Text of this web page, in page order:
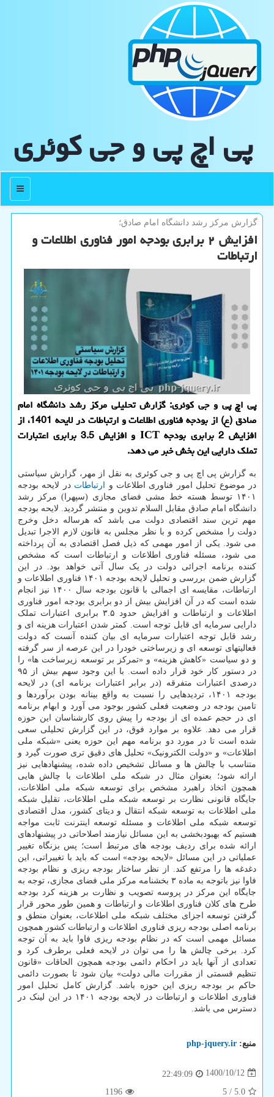
پی اچ پی و جی كوئری
منو
گزارش مركز رشد دانشگاه امام صادق؛
افزایش ۲ برابری بودجه امور فناوری اطلاعات و
ارتباطات
پی اچ پی و جی کوئری: گزارش تحلیلی مرکز رشد دانشگاه امام
صادق (ع) از بودجه فناوری اطلاعات و ارتباطات در لایحه 1401، از
افزایش 2 برابری بودجه ICT و افزایش 3.5 برابری اعتبارات
تملک دارایی این بخش خبر می دهد.
به گزارش پی اچ پی و جی کوئری به نقل از مهر، گزارش سیاستی
در موضوع تحلیل امور فناوری اطلاعات و
ارتباطات در لایحه بودجه
۱۴۰۱ توسط هسته خط مشی فضای مجازی (سپهرا) مرکز رشد
دانشگاه امام صادق مقابل السلام تدوین و منتشر گردید. لایحه بودجه
مهم ترین سند اقتصادی دولت می باشد که هرساله دخل وخرج
دولت را مشخص کرده و با نظر مجلس به قانون لازم الاجرا تبدیل
می شود. یکی از امور مهمی که ذیل فصل اقتصادی به آن پرداخته
می شود، مسئله فناوری اطلاعات و ارتباطات است که مشخص
کننده برنامه اجرائی دولت در یک سال آتی خواهد بود. در این
گزارش ضمن بررسی و تحلیل لایحه بودجه ۱۴۰۱ فناوری اطلاعات و
ارتباطات، مقایسه ای اجمالی با قانون بودجه سال ۱۴۰۰ نیز انجام
شده است که در آن افزایش بیش از دو برابری بودجه امور فناوری
اطلاعات و ارتباطات و افزایش حدود ۳.۵ برابری اعتبارات تملک
دارایی سرمایه ای قابل توجه است. کمتر شدن اعتبارات هزینه ای و
رشد قابل توجه اعتبارات سرمایه ای بیان کننده آنست که دولت
فعالیتهای توسعه ای و زیرساختی خودرا در این عرصه از سر گرفته
و دو سیاست «کاهش هزینه» و «تمرکز بر توسعه زیرساخت ها» را
در دستور کار خود قرار داده است. با این وجود سهم بیش از ۹۵
درصدی اعتبارات متفرقه (در برابر اعتبارات برنامه ای) در لایحه
بودجه ۱۴۰۱، تردیدهایی را نسبت به واقع بینانه بودن برآوردها و
تامین بودجه در وضعیت فعلی کشور بوجود می آورد و ابهام برنامه
ای در حجم عمده ای از بودجه را پیش روی کارشناسان این حوزه
قرار می دهد. علاوه بر موارد فوق، در این گزارش تحلیلی سعی
شده است تا در مورد دو برنامه مهم این حوزه یعنی «شبکه ملی
اطلاعات» و «دولت الکترونیک» تحلیل های دقیق تری صورت گیرد و
متناسب با چالش ها و مسائل تشخیص داده شده، پیشنهادهایی نیز
ارائه شود؛ بعنوان مثال در شبکه ملی اطلاعات با چالش هایی
همچون اتخاذ راهبرد مشخص برای توسعه شبکه ملی اطلاعات،
جایگاه قانونی نظارت بر توسعه شبکه ملی اطلاعات، تقلیل شبکه
ملی اطلاعات به توسعه شبکه انتقال و دیتای کشور، مدل اقتصادی
توسعه شبکه ملی اطلاعات و مسئله توسعه اینترنت ثابت مواجه
هستیم که بهبودبخشی به این مسائل نیازمند اصلاحاتی در پیشنهادهای
ارائه شده برای ردیف بودجه های مرتبط است؛ پس بزنگاه تغییر
عملیاتی در این مسائل «لایحه بودجه» است که باید با تغییراتی، این
دغدغه ها را مرتفع کند. از نظر ساختار بودجه ریزی و نظام بودجه
فاوا نیز باتوجه به ماده ۳ بخشنامه مرکز ملی فضای مجازی، توجه به
جایگاه این مرکز در پروسه تصویب و نظارت بر هزینه کرد بودجه
طرح های کلان فناوری اطلاعات و ارتباطات و همین طور محور قرار
گرفتن توسعه اجزای مختلف شبکه ملی اطلاعات، بعنوان منطق و
برنامه اصلی بودجه ریزی فناوری اطلاعات و ارتباطات کشور همچون
مسائل مهمی است که در نظام بودجه ریزی فاوا باید به آن توجه
کرد. برخی چالش ها را می توان در لایحه فعلی برطرف کرد و
تعدادی از آنها باید در احکام دائمی بودجه همچون الحاقات «قانون
تنظیم قسمتی از مقررات مالی دولت» بیان شود تا بصورت دائمی
حاکم بر بودجه ریزی این حوزه باشد. گزارش کامل تحلیل امور
فناوری اطلاعات و ارتباطات در لایحه بودجه ۱۴۰۱ در این لینک در
دسترس می باشد.
منبع: php-jquery.ir
1400/10/12
22:49:09
5.0
/
5
1196